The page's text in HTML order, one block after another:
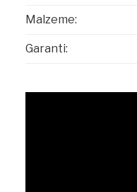
Malzeme:
Garanti: